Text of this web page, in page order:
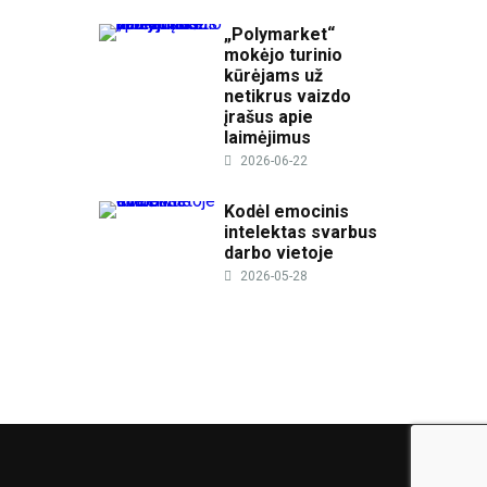
„Polymarket“
mokėjo turinio
kūrėjams už
netikrus vaizdo
įrašus apie
laimėjimus
2026-06-22
Kodėl emocinis
intelektas svarbus
darbo vietoje
2026-05-28